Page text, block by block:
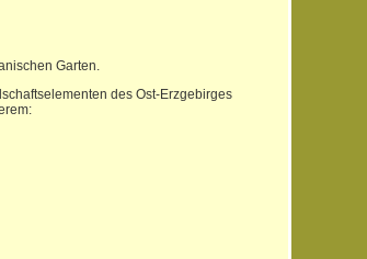
Garten.
des Ost-Erzgebirges